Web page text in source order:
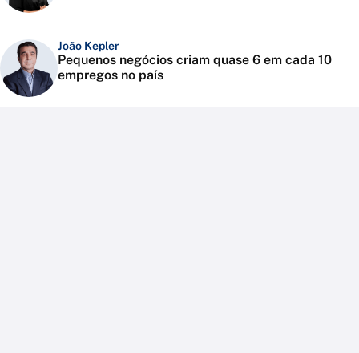
João Kepler
Pequenos negócios criam quase 6 em cada 10
empregos no país